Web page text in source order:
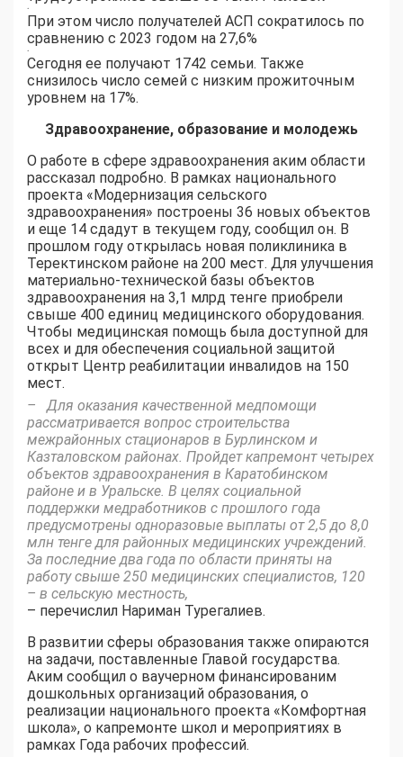
.
При этом число получателей АСП сократилось по
сравнению с 2023 годом на 27,6%
.
Сегодня ее получают 1742 семьи. Также
снизилось число семей с низким прожиточным
уровнем на 17%.
Здравоохранение, образование и молодежь
О работе в сфере здравоохранения аким области
рассказал подробно. В рамках национального
проекта «Модернизация сельского
здравоохранения» построены 36 новых объектов
и еще 14 сдадут в текущем году, сообщил он. В
прошлом году открылась новая поликлиника в
Теректинском районе на 200 мест. Для улучшения
материально-технической базы объектов
здравоохранения на 3,1 млрд тенге приобрели
свыше 400 единиц медицинского оборудования.
Чтобы медицинская помощь была доступной для
всех и для обеспечения социальной защитой
открыт Центр реабилитации инвалидов на 150
мест.
– Для оказания качественной медпомощи
рассматривается вопрос строительства
межрайонных стационаров в Бурлинском и
Казталовском районах. Пройдет капремонт четырех
объектов здравоохранения в Каратобинском
районе и в Уральске. В целях социальной
поддержки медработников с прошлого года
предусмотрены одноразовые выплаты от 2,5 до 8,0
млн тенге для районных медицинских учреждений.
За последние два года по области приняты на
работу свыше 250 медицинских специалистов, 120
– в сельскую местность,
– перечислил Нариман Турегалиев.
В развитии сферы образования также опираются
на задачи, поставленные Главой государства.
Аким сообщил о ваучерном финансированим
дошкольных организаций образования, о
реализации национального проекта «Комфортная
школа», о капремонте школ и мероприятиях в
рамках Года рабочих профессий.